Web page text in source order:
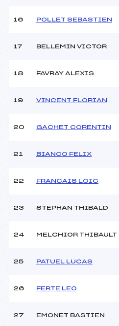
16 POLLET SEBASTIEN
17 BELLEMIN VICTOR
18 FAVRAY ALEXIS
19 VINCENT FLORIAN
20 GACHET CORENTIN
21 BIANCO FELIX
22 FRANCAIS LOIC
23 STEPHAN THIBALD
24 MELCHIOR THIBAULT
25 PATUEL LUCAS
26 FERTE LEO
27 EMONET BASTIEN